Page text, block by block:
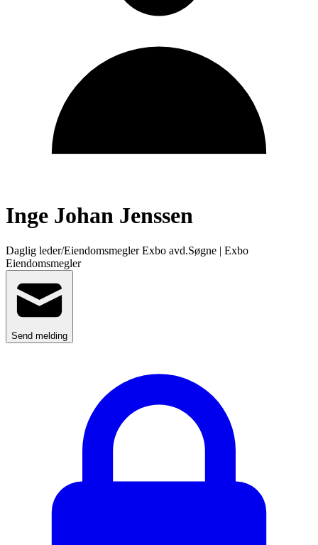
Inge Johan Jenssen
Daglig leder/Eiendomsmegler Exbo avd.Søgne | Exbo
Eiendomsmegler
Send melding